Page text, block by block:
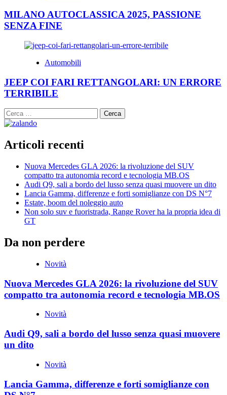
MILANO AUTOCLASSICA 2025, PASSIONE
SENZA FINE
Automobili
JEEP COI FARI RETTANGOLARI: UN ERRORE
TERRIBILE
Ricerca
per:
Articoli recenti
Nuova Mercedes GLA 2026: la rivoluzione del SUV
compatto tra autonomia record e tecnologia MB.OS
Audi Q9, sali a bordo del lusso senza quasi muovere un dito
Lancia Gamma, differenze e forti somiglianze con DS N°7
Estate, boom del noleggio auto
Non solo suv e fuoristrada, Range Rover ha la propria idea di
GT
Da non perdere
Novità
Nuova Mercedes GLA 2026: la rivoluzione del SUV
compatto tra autonomia record e tecnologia MB.OS
Novità
Audi Q9, sali a bordo del lusso senza quasi muovere
un dito
Novità
Lancia Gamma, differenze e forti somiglianze con